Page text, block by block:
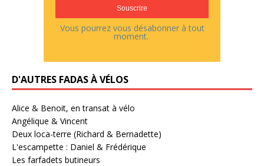
Vous pourrez vous désabonner à tout
moment.
D'AUTRES FADAS À VÉLOS
Alice & Benoit, en transat à vélo
Angélique & Vincent
Deux loca-terre (Richard & Bernadette)
L'escampette : Daniel & Frédérique
Les farfadets butineurs